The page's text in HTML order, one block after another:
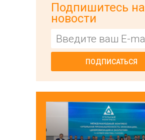
Подпишитесь на
новости
ПОДПИСАТЬСЯ